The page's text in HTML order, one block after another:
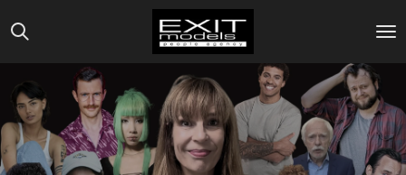
Zum
Hauptinhalt